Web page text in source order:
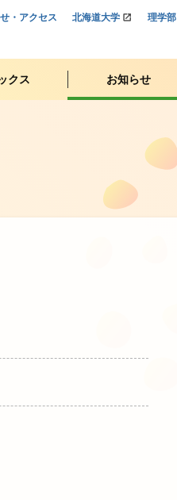
・アクセス 北海道大学 理学部
クス お知らせ